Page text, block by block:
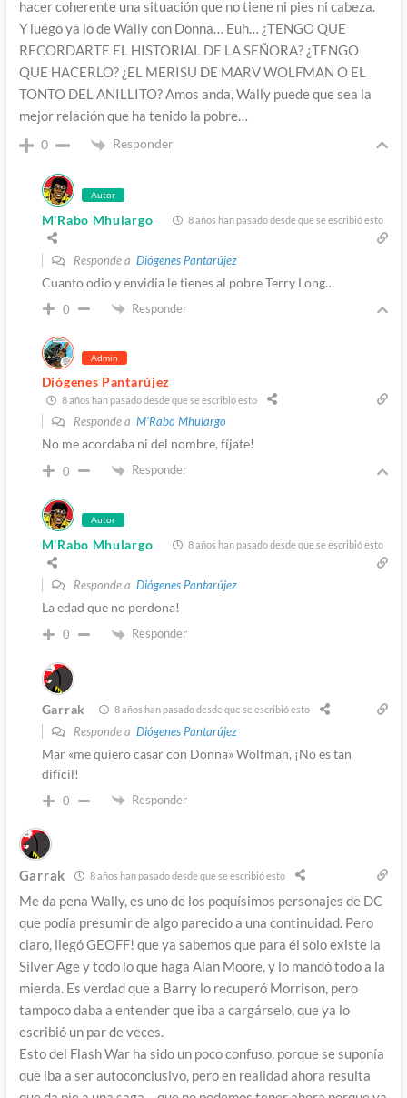
hacer coherente una situación que no tiene ni pies ni cabeza.
Y luego ya lo de Wally con Donna… Euh… ¿TENGO QUE
RECORDARTE EL HISTORIAL DE LA SEÑORA? ¿TENGO
QUE HACERLO? ¿EL MERISU DE MARV WOLFMAN O EL
TONTO DEL ANILLITO? Amos anda, Wally puede que sea la
mejor relación que ha tenido la pobre…
0 Responder
Autor
M'Rabo Mhulargo 8 años han pasado desde que se escribió esto
Responde a Diógenes Pantarújez
Cuanto odio y envidia le tienes al pobre Terry Long…
0 Responder
Admin
Diógenes Pantarújez
8 años han pasado desde que se escribió esto
Responde a M'Rabo Mhulargo
No me acordaba ni del nombre, fíjate!
0 Responder
Autor
M'Rabo Mhulargo 8 años han pasado desde que se escribió esto
Responde a Diógenes Pantarújez
La edad que no perdona!
0 Responder
Garrak 8 años han pasado desde que se escribió esto
Responde a Diógenes Pantarújez
Mar «me quiero casar con Donna» Wolfman, ¡No es tan
difícil!
0 Responder
Garrak 8 años han pasado desde que se escribió esto
Me da pena Wally, es uno de los poquísimos personajes de DC
que podía presumir de algo parecido a una continuidad. Pero
claro, llegó GEOFF! que ya sabemos que para él solo existe la
Silver Age y todo lo que haga Alan Moore, y lo mandó todo a la
mierda. Es verdad que a Barry lo recuperó Morrison, pero
tampoco daba a entender que iba a cargárselo, que ya lo
escribió un par de veces.
Esto del Flash War ha sido un poco confuso, porque se suponía
que iba a ser autoconclusivo, pero en realidad ahora resulta